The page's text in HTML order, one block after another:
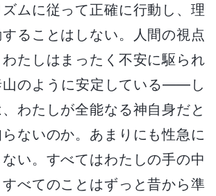
ムに従って正確に行動し、理
ることはしない。人間の視点
たしはまったく不安に駆られ
山のように安定している――し
わたしが全能なる神自身だと
ないのか。あまりにも性急に
い。すべてはわたしの手の中
べてのことはずっと昔から準